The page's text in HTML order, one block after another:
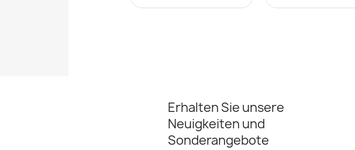
Erhalten Sie unsere
Neuigkeiten und
Sonderangebote